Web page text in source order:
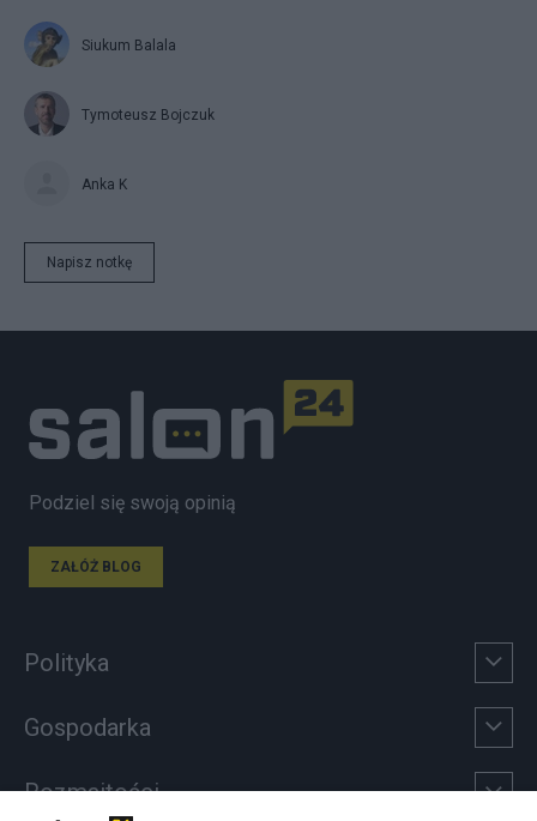
Siukum Balala
Tymoteusz Bojczuk
Anka K
Napisz notkę
Podziel się swoją opinią
ZAŁÓŻ BLOG
Polityka
Gospodarka
Rozmaitości